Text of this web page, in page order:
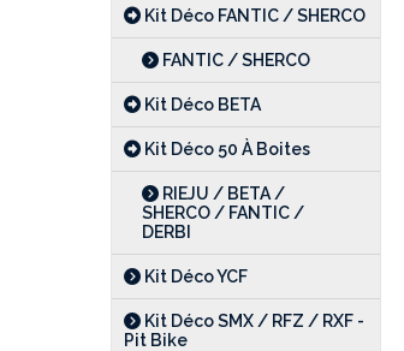
Kit Déco FANTIC / SHERCO
FANTIC / SHERCO
Kit Déco BETA
Kit Déco 50 À Boites
RIEJU / BETA /
SHERCO / FANTIC /
DERBI
Kit Déco YCF
Kit Déco SMX / RFZ / RXF -
Pit Bike
65,00€